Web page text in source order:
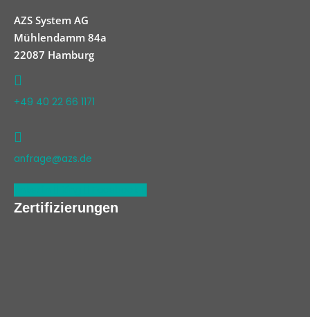
AZS System AG
Mühlendamm 84a
22087 Hamburg
+49 40 22 66 1171
anfrage@azs.de
Zertifizierungen